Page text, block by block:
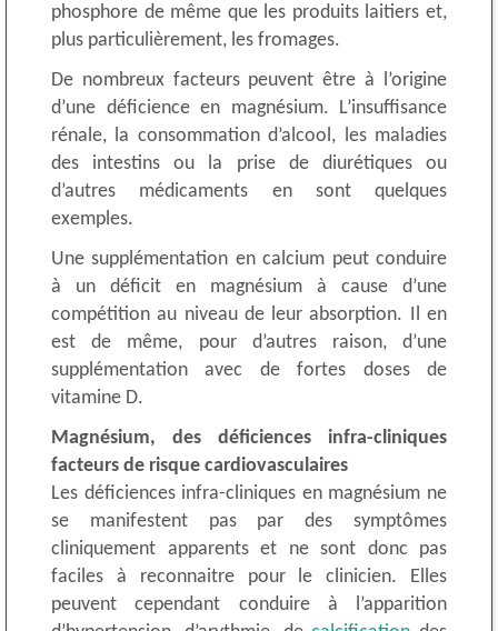
phosphore de même que les produits laitiers et,
plus particulièrement, les fromages.
De nombreux facteurs peuvent être à l’origine
d’une déficience en magnésium. L’insuffisance
rénale, la consommation d’alcool, les maladies
des intestins ou la prise de diurétiques ou
d’autres médicaments en sont quelques
exemples.
Une supplémentation en calcium peut conduire
à un déficit en magnésium à cause d’une
compétition au niveau de leur absorption. Il en
est de même, pour d’autres raison, d’une
supplémentation avec de fortes doses de
vitamine D.
Magnésium, des déficiences infra-cliniques
facteurs de risque cardiovasculaires
Les déficiences infra-cliniques en magnésium ne
se manifestent pas par des symptômes
cliniquement apparents et ne sont donc pas
faciles à reconnaitre pour le clinicien. Elles
peuvent cependant conduire à l’apparition